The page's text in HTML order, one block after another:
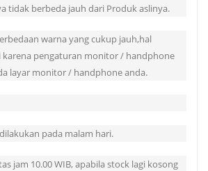
tidak berbeda jauh dari Produk aslinya.
warna yang cukup jauh,hal
karena pengaturan monitor / handphone
layar monitor / handphone anda.
pada malam hari.
jam 10.00 WIB, apabila stock lagi kosong